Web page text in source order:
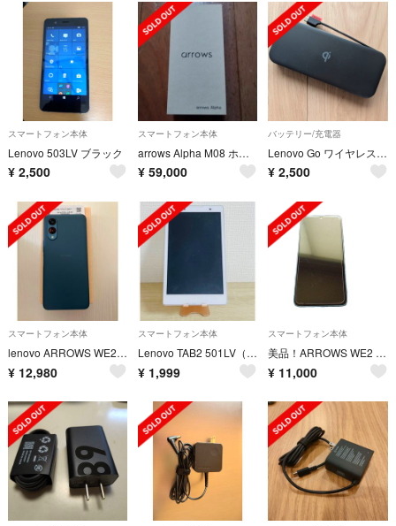
スマートフォン本体
Lenovo 503LV ブラック
¥ 2,500
スマートフォン本体
arrows Alpha M08 ホワイト
¥ 59,000
バッテリー/充電器
Lenovo Go ワイヤレス モバイルパワーバンク 10000mAh
¥ 2,500
スマートフォン本体
lenovo ARROWS WE2 M07 ネイビーグリーン
¥ 12,980
スマートフォン本体
Lenovo TAB2 501LV（au）｜ホワイト・Androidタブレット
¥ 1,999
スマートフォン本体
美品！ARROWS WE2 M07 ネイビーグリーン
¥ 11,000